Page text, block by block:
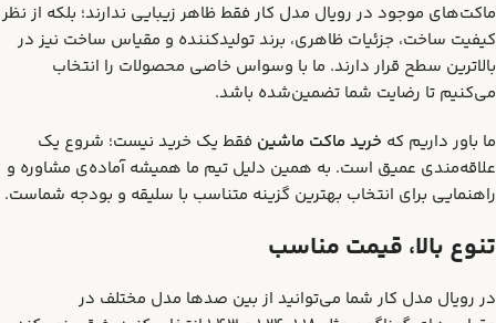
ماکت‌های موجود در رویال مدل کار فقط ظاهر زیبایی ندارند؛ بلکه از نظر
کیفیت ساخت، جزئیات ظاهری، برند تولیدکننده و مقیاس ساخت نیز در
بالاترین سطح قرار دارند. ما با وسواس خاصی محصولات را انتخاب
می‌کنیم تا رضایت شما تضمین‌شده باشد.
ما باور داریم که خرید ماکت ماشین فقط یک خرید نیست؛ شروع یک
علاقه‌مندی عمیق است. به همین دلیل تیم ما همیشه آماده‌ی مشاوره و
راهنمایی برای انتخاب بهترین گزینه متناسب با سلیقه و بودجه شماست.
تنوع بالا، قیمت مناسب
در رویال مدل کار شما می‌توانید از بین صدها مدل مختلف در